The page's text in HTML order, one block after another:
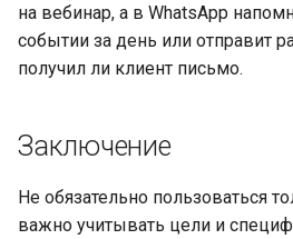
на вебинар, а в WhatsApp
событии за день или отправит
получил ли клиент письмо.
Заключение
Не обязательно пользоваться
важно учитывать цели и